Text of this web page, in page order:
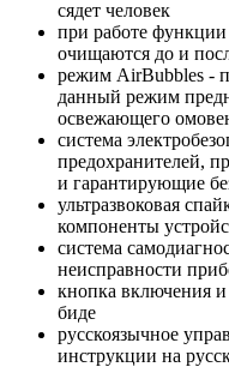
сядет человек
при работе
очищаются до и
режим AirBubbles -
данный режим
освежающего
система
предохранителей,
и гарантирующие
ультразвоковая
компоненты
система
неисправности
кнопка включения
биде
русскоязычное
инструкции на